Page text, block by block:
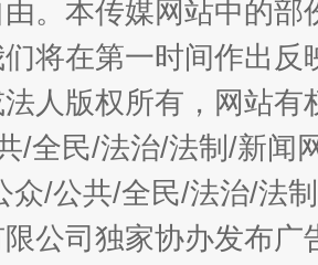
火 生生不息
。本传媒网站中的
将在第一时间作出
人版权所有，网站
/全民/法治/法制/新闻
众/公共/全民/法治/法
限公司独家协办发布